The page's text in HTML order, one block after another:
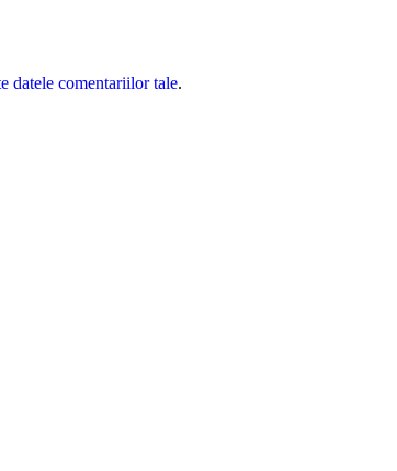
datele comentariilor tale.